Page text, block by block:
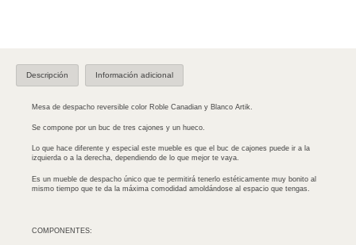
Descripción Información adicional
Mesa de despacho reversible color Roble Canadian y Blanco Artik.
Se compone por un buc de tres cajones y un hueco.
Lo que hace diferente y especial este mueble es que el buc de cajones puede ir a la
izquierda o a la derecha, dependiendo de lo que mejor te vaya.
Es un mueble de despacho único que te permitirá tenerlo estéticamente muy bonito al
mismo tiempo que te da la máxima comodidad amoldándose al espacio que tengas.
COMPONENTES: